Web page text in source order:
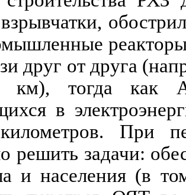
друг от друга
км), тогда как
в
При
решить задачи:
и населения (в